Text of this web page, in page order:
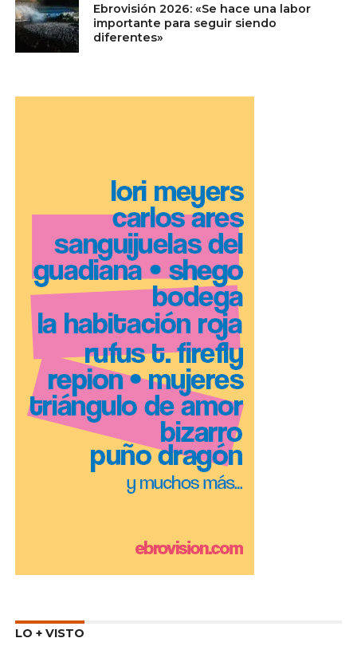
Ebrovisión 2026: «Se hace una labor
importante para seguir siendo
diferentes»
LO + VISTO